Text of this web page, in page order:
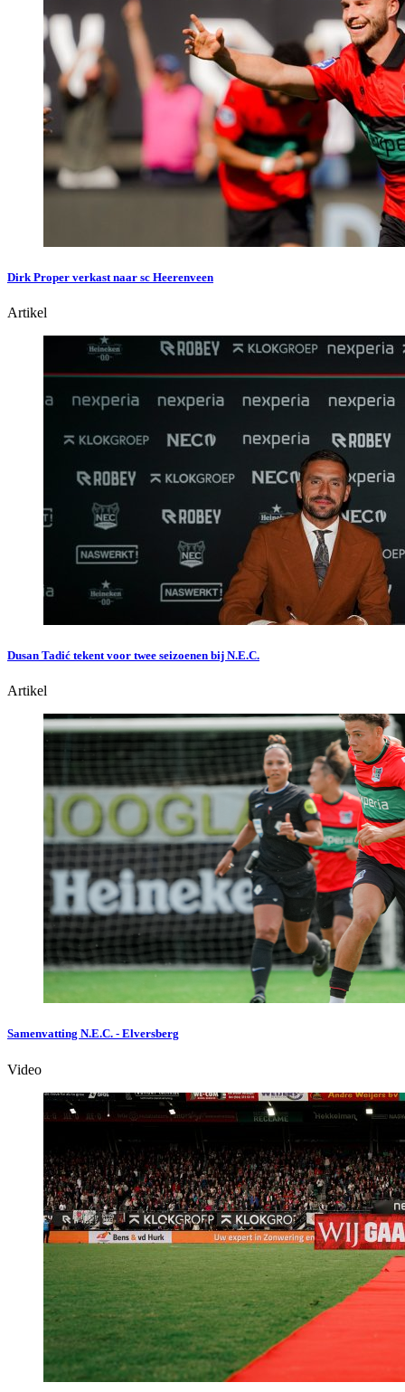
Dirk Proper verkast naar sc Heerenveen
Artikel
Dusan Tadić tekent voor twee seizoenen bij N.E.C.
Artikel
Samenvatting N.E.C. - Elversberg
Video